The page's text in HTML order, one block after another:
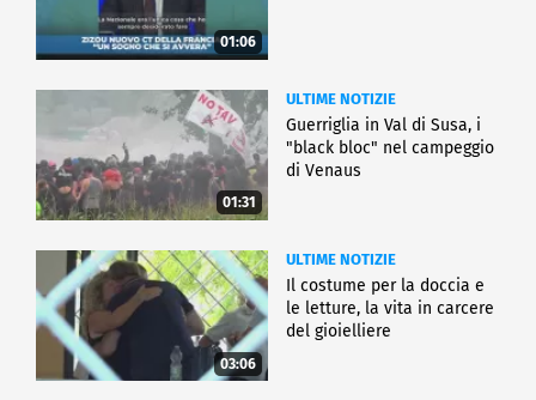
01:06
01:31
ULTIME NOTIZIE
Guerriglia in Val di Susa, i
"black bloc" nel campeggio
di Venaus
03:06
ULTIME NOTIZIE
Il costume per la doccia e
le letture, la vita in carcere
del gioielliere